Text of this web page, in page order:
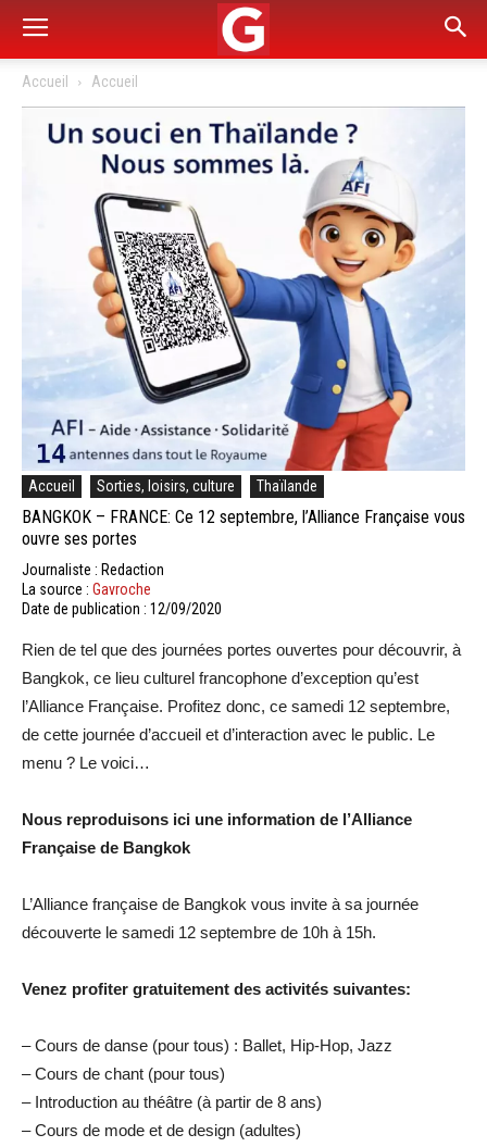
Accueil Accueil
Accueil Sorties, loisirs, culture Thaïlande
BANGKOK – FRANCE: Ce 12 septembre, l’Alliance Française vous
ouvre ses portes
Journaliste : Redaction
La source : Gavroche
Date de publication : 12/09/2020
Rien de tel que des journées portes ouvertes pour découvrir, à
Bangkok, ce lieu culturel francophone d’exception qu’est
l’Alliance Française. Profitez donc, ce samedi 12 septembre,
de cette journée d’accueil et d’interaction avec le public. Le
menu ? Le voici…
Nous reproduisons ici une information de l’Alliance
Française de Bangkok
L’Alliance française de Bangkok vous invite à sa journée
découverte le samedi 12 septembre de 10h à 15h.
Venez profiter gratuitement des activités suivantes:
– Cours de danse (pour tous) : Ballet, Hip-Hop, Jazz
– Cours de chant (pour tous)
– Introduction au théâtre (à partir de 8 ans)
– Cours de mode et de design (adultes)